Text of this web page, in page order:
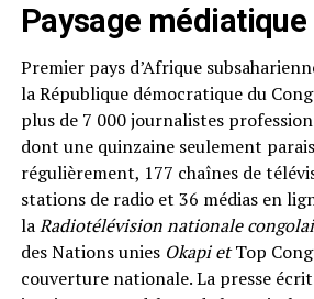
Paysage médiatique
Premier pays d’Afrique
la République démocratique du
plus de 7 000 journalistes
dont une quinzaine seulement
régulièrement, 177 chaînes de
stations de radio et 36 médias en
laRadiotélévision nationale
des Nations unies Okapi etTop
couverture nationale. La presse